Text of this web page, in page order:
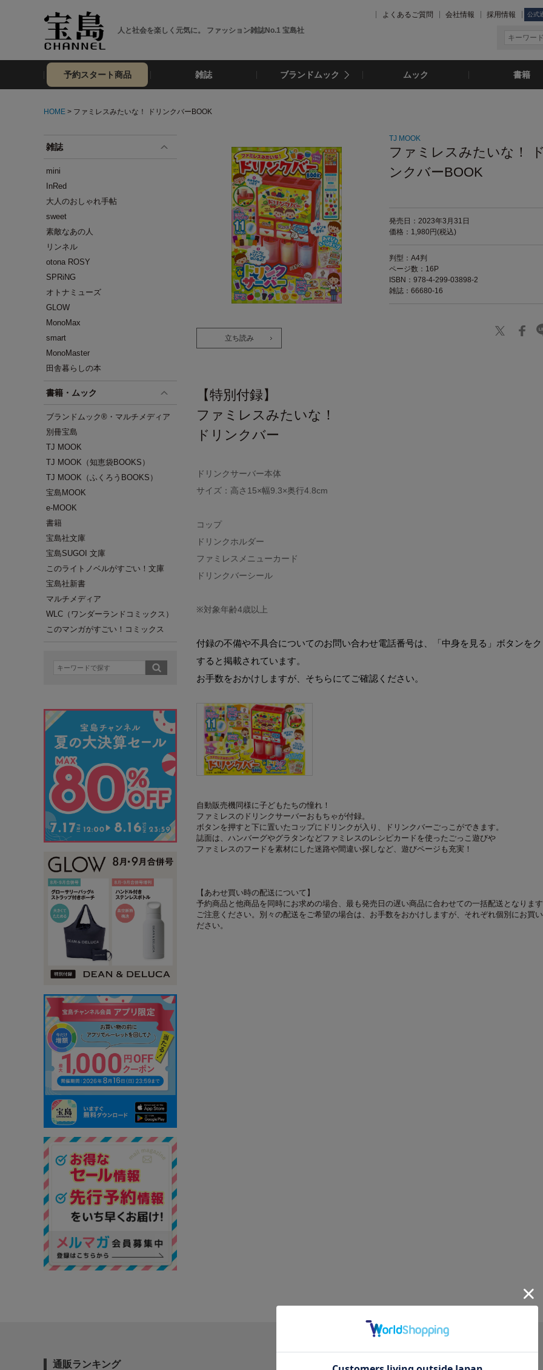
人と社会を楽しく元気に。 ファッション雑誌No.1 宝島社
よくあるご質問 会社情報 採用情報 公式
予約スタート商品 雑誌 ブランドムック ムック 書籍
HOME > ファミレスみたいな！ ドリンクバーBOOK
雑誌
mini
InRed
大人のおしゃれ手帖
sweet
素敵なあの人
リンネル
otona ROSY
SPRiNG
オトナミューズ
GLOW
MonoMax
smart
MonoMaster
田舎暮らしの本
書籍・ムック
ブランドムック®・マルチメディア
別冊宝島
TJ MOOK
TJ MOOK（知恵袋BOOKS）
TJ MOOK（ふくろうBOOKS）
宝島MOOK
e-MOOK
書籍
宝島社文庫
宝島SUGOI 文庫
このライトノベルがすごい！文庫
宝島社新書
マルチメディア
WLC（ワンダーランドコミックス）
このマンガがすごい！コミックス
立ち読み
TJ MOOK
ファミレスみたいな！
ンクバーBOOK
発売日：2023年3月31日
価格：1,980円(税込)
判型：A4判
ページ数：16P
ISBN：978-4-299-03898-2
雑誌：66680-16
【特別付録】
ファミレスみたいな！
ドリンクバー
ドリンクサーバー本体
サイズ：高さ15×幅9.3×奥行4.8cm
コップ
ドリンクホルダー
ファミレスメニューカード
ドリンクバーシール
※対象年齢4歳以上
付録の不備や不具合についてのお問い合わせ電話番号は、「中身を見る」ボタンを
すると掲載されています。
お手数をおかけしますが、そちらにてご確認ください。
自動販売機同様に子どもたちの憧れ！
ファミレスのドリンクサーバーおもちゃが付録。
ボタンを押すと下に置いたコップにドリンクが入り、ドリンクバーごっこができます。
誌面は、ハンバーグやグラタンなどファミレスのレシピカードを使ったごっこ遊びや
ファミレスのフードを素材にした迷路や間違い探しなど、遊びページも充実！
【あわせ買い時の配送について】
予約商品と他商品を同時にお求めの場合、最も発売日の遅い商品に合わせての一括配送となりま
ご注意ください。別々の配送をご希望の場合は、お手数をおかけしますが、それぞれ個別にお買
ださい。
通販ランキング